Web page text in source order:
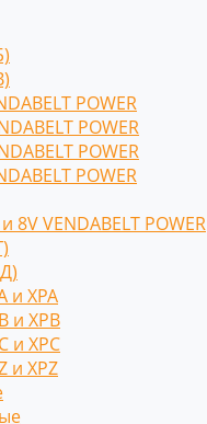
POWER
POWER
POWER
POWER
VENDABELT POWER
и XPA
и XPB
и XPC
и XPZ